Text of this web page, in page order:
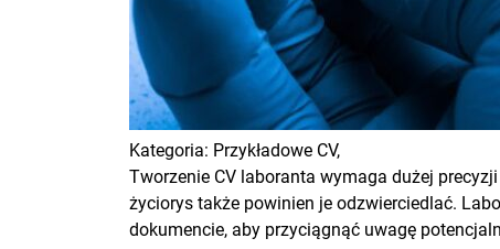
Kategoria: Przykładowe CV,
Tworzenie CV laboranta wymaga dużej
życiorys także powinien je odzwierciedlać.
dokumencie, aby przyciągnąć uwagę